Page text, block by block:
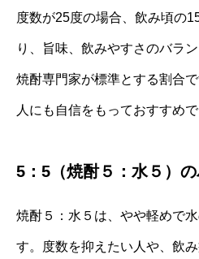
度数が25度の場合、飲み頃の
り、旨味、飲みやすさのバラ
焼酎専門家が標準とする割合
人にも自信をもっておすすめで
5：5（焼酎５：水５）
焼酎５：水５は、やや軽めで
す。度数を抑えたい人や、飲